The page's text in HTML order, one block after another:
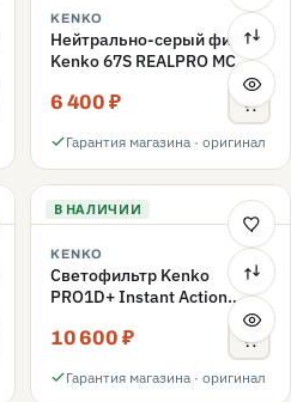
KENKO
Нейтрально-серый фильтр
Kenko 67S REALPRO MC
6 400 ₽
Гарантия магазина · оригинал
В НАЛИЧИИ
KENKO
Светофильтр Kenko
PRO1D+ Instant Action
Variable NDX3-450+C-PL
переменной плотности
10 600 ₽
Гарантия магазина · оригинал